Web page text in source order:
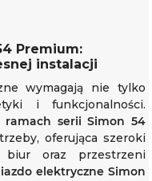
Premium:
instalacji
wymagają nie tylko
i funkcjonalności.
serii Simon 54
oferująca szeroki
oraz przestrzeni
elektryczne Simon